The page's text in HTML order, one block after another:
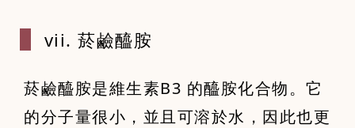
vii. 菸鹼醯胺
菸鹼醯胺是維生素B3 的醯胺化合物。它
的分子量很小，並且可溶於水，因此也更